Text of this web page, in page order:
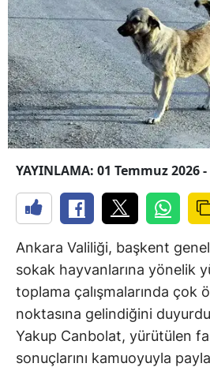
YAYINLAMA: 01 Temmuz 2026 -
Ankara Valiliği, başkent
sokak hayvanlarına yönelik
toplama çalışmalarında çok
noktasına gelindiğini
Yakup Canbolat, yürütülen
sonuçlarını kamuoyuyla